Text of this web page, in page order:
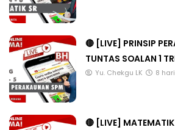
🔴 [LIVE] PRINSIP
TUNTAS SOALAN 1
Yu. Chekgu LK 8
🔴 [LIVE]